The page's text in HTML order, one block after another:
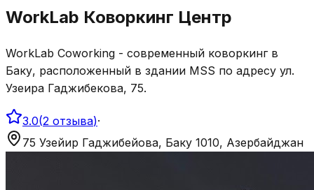
WorkLab Коворкинг Центр
WorkLab Coworking - современный коворкинг в
Баку, расположенный в здании MSS по адресу ул.
Узеира Гаджибекова, 75.
3.0(2 отзыва)·
75 Узейир Гаджибейова, Баку 1010, Азербайджан